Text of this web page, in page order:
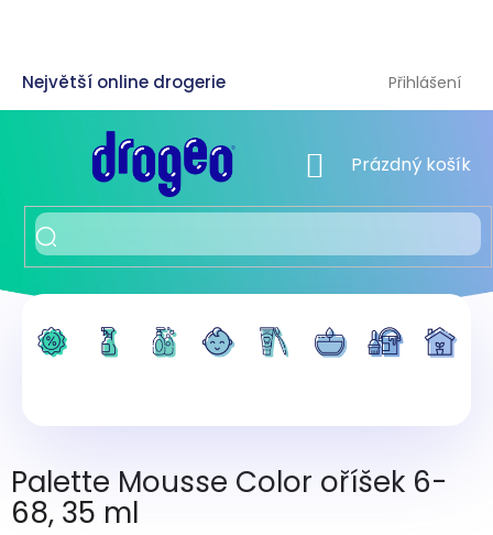
Přihlášení
NÁKUPNÍ KOŠÍK
Prázdný košík
Palette Mousse Color oříšek 6-
68, 35 ml